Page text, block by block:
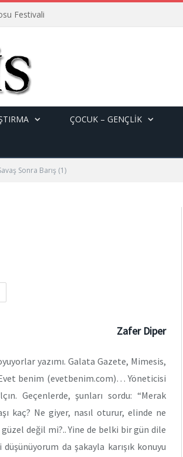
Festivali
ÇOCUK – GENÇLIK
Sonra Barış (1)
Zafer Diper
yazımı. Galata Gazete, Mimesis,
benim (evetbenim.com)… Yöneticisi
Geçenlerde, şunları sordu: “Merak
kaç? Ne giyer, nasıl oturur, elinde ne
güzel değil mi?.. Yine de belki bir gün dile
da şakayla karışık konuyu